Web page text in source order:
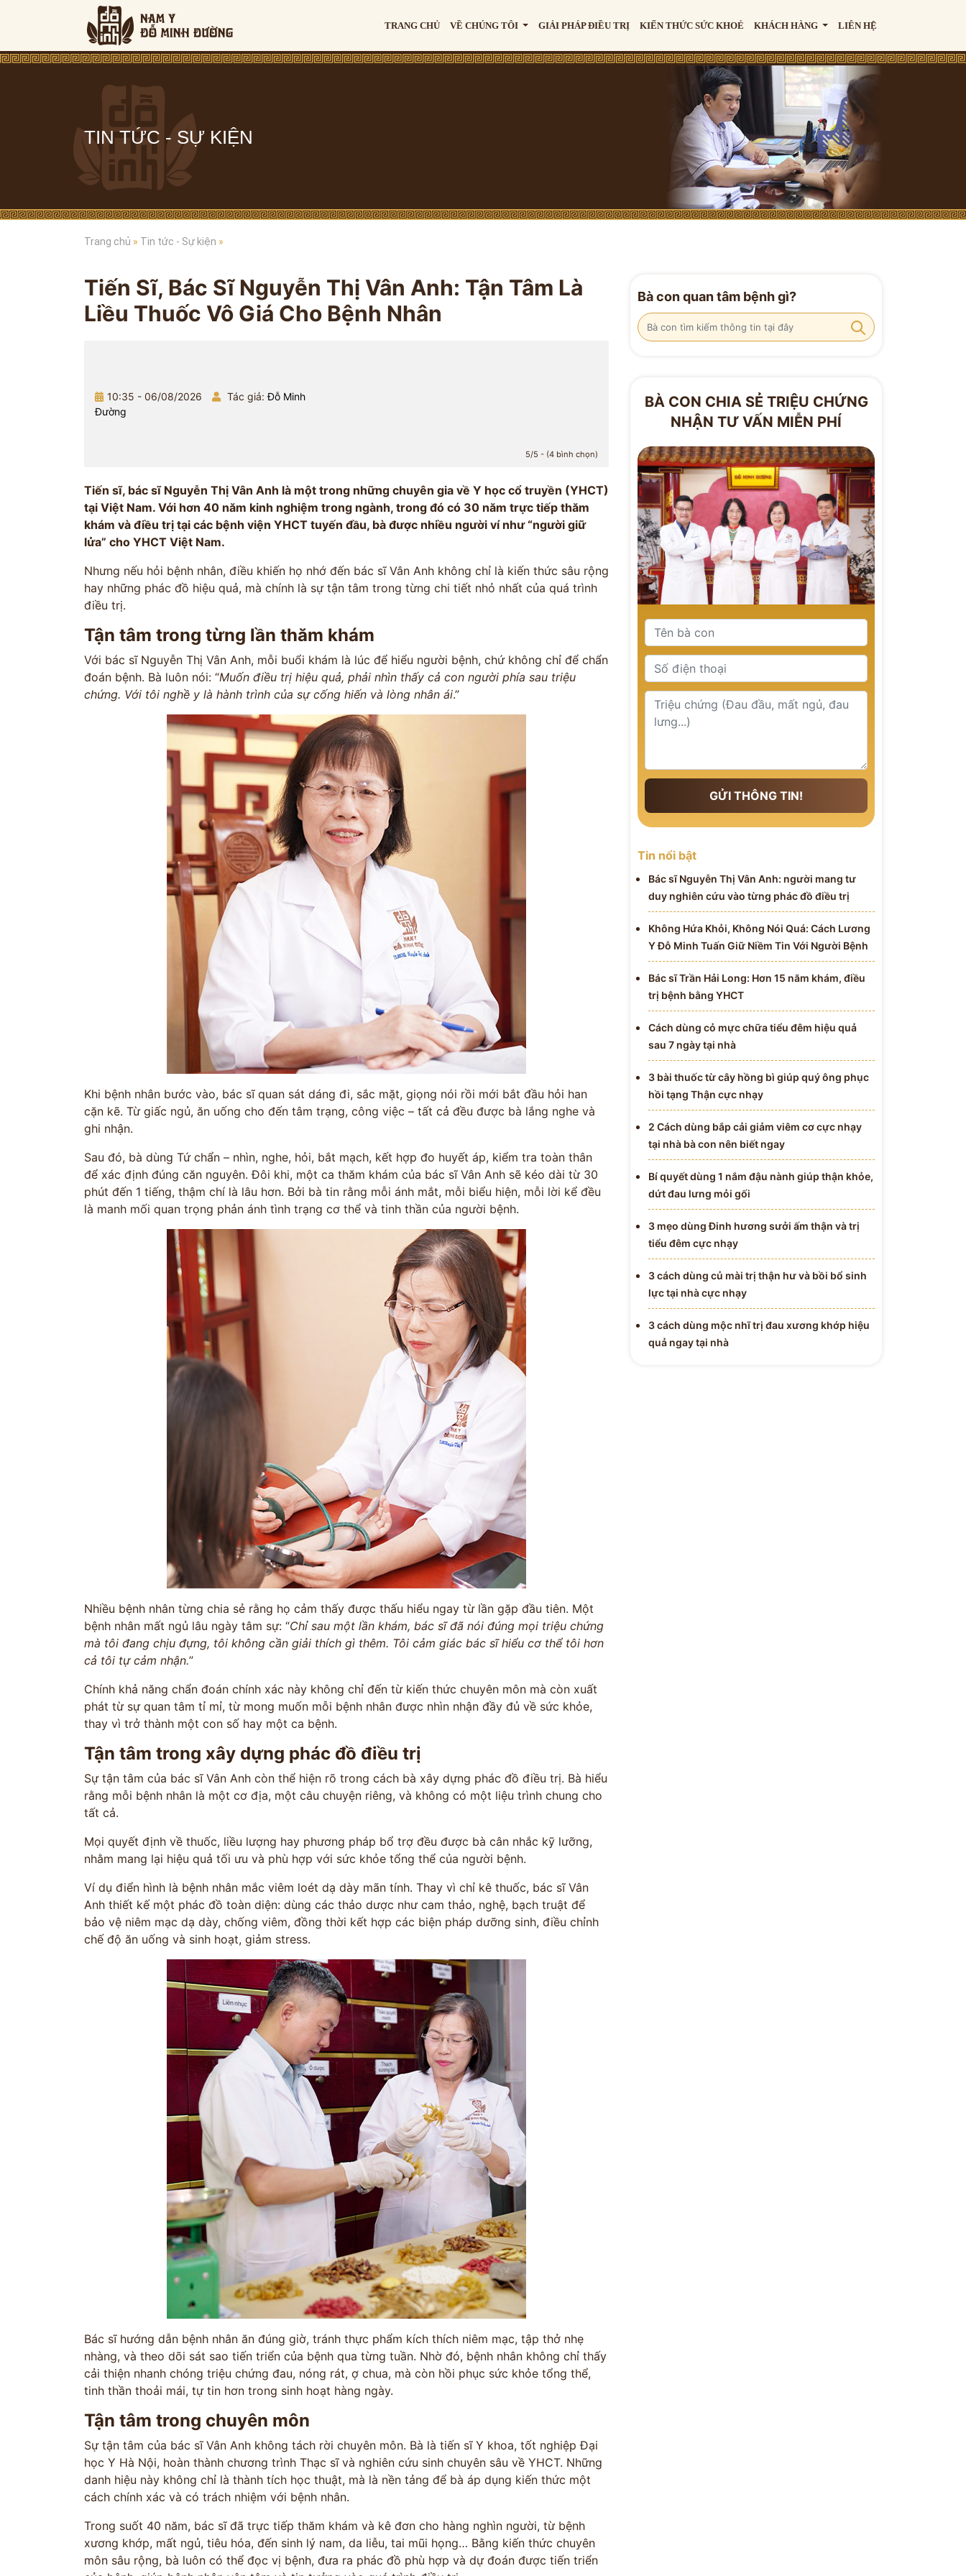
TRANG CHỦ VỀ CHÚNG TÔI GIẢI PHÁP ĐIỀU TRỊ KIẾN THỨC SỨC KHOẺ KHÁCH HÀNG LIÊN HỆ
TIN TỨC - SỰ KIỆN
Trang chủ » Tin tức - Sự kiện »
Tiến Sĩ, Bác Sĩ Nguyễn Thị Vân Anh: Tận Tâm Là
Liều Thuốc Vô Giá Cho Bệnh Nhân
10:35 - 06/08/2026 Tác giả:Đỗ Minh
Đường
5/5 - (4 bình chọn)
Tiến sĩ, bác sĩ Nguyễn Thị Vân Anh là một trong những chuyên gia về Y học cổ truyền (YHCT)
tại Việt Nam. Với hơn 40 năm kinh nghiệm trong ngành, trong đó có 30 năm trực tiếp thăm
khám và điều trị tại các bệnh viện YHCT tuyến đầu, bà được nhiều người ví như “người giữ
lửa” cho YHCT Việt Nam.
Nhưng nếu hỏi bệnh nhân, điều khiến họ nhớ đến bác sĩ Vân Anh không chỉ là kiến thức sâu rộng
hay những phác đồ hiệu quả, mà chính là sự tận tâm trong từng chi tiết nhỏ nhất của quá trình
điều trị.
Tận tâm trong từng lần thăm khám
Với bác sĩ Nguyễn Thị Vân Anh, mỗi buổi khám là lúc để hiểu người bệnh, chứ không chỉ để chẩn
đoán bệnh. Bà luôn nói: “Muốn điều trị hiệu quả, phải nhìn thấy cả con người phía sau triệu
chứng. Với tôi nghề y là hành trình của sự cống hiến và lòng nhân ái.”
Khi bệnh nhân bước vào, bác sĩ quan sát dáng đi, sắc mặt, giọng nói rồi mới bắt đầu hỏi han
cặn kẽ. Từ giấc ngủ, ăn uống cho đến tâm trạng, công việc – tất cả đều được bà lắng nghe và
ghi nhận.
Sau đó, bà dùng Tứ chẩn – nhìn, nghe, hỏi, bắt mạch, kết hợp đo huyết áp, kiểm tra toàn thân
để xác định đúng căn nguyên. Đôi khi, một ca thăm khám của bác sĩ Vân Anh sẽ kéo dài từ 30
phút đến 1 tiếng, thậm chí là lâu hơn. Bởi bà tin rằng mỗi ánh mắt, mỗi biểu hiện, mỗi lời kể đều
là manh mối quan trọng phản ánh tình trạng cơ thể và tinh thần của người bệnh.
Nhiều bệnh nhân từng chia sẻ rằng họ cảm thấy được thấu hiểu ngay từ lần gặp đầu tiên. Một
bệnh nhân mất ngủ lâu ngày tâm sự: “Chỉ sau một lần khám, bác sĩ đã nói đúng mọi triệu chứng
mà tôi đang chịu đựng, tôi không cần giải thích gì thêm. Tôi cảm giác bác sĩ hiểu cơ thể tôi hơn
cả tôi tự cảm nhận.”
Chính khả năng chẩn đoán chính xác này không chỉ đến từ kiến thức chuyên môn mà còn xuất
phát từ sự quan tâm tỉ mỉ, từ mong muốn mỗi bệnh nhân được nhìn nhận đầy đủ về sức khỏe,
thay vì trở thành một con số hay một ca bệnh.
Tận tâm trong xây dựng phác đồ điều trị
Sự tận tâm của bác sĩ Vân Anh còn thể hiện rõ trong cách bà xây dựng phác đồ điều trị. Bà hiểu
rằng mỗi bệnh nhân là một cơ địa, một câu chuyện riêng, và không có một liệu trình chung cho
tất cả.
Mọi quyết định về thuốc, liều lượng hay phương pháp bổ trợ đều được bà cân nhắc kỹ lưỡng,
nhằm mang lại hiệu quả tối ưu và phù hợp với sức khỏe tổng thể của người bệnh.
Ví dụ điển hình là bệnh nhân mắc viêm loét dạ dày mãn tính. Thay vì chỉ kê thuốc, bác sĩ Vân
Anh thiết kế một phác đồ toàn diện: dùng các thảo dược như cam thảo, nghệ, bạch truật để
bảo vệ niêm mạc dạ dày, chống viêm, đồng thời kết hợp các biện pháp dưỡng sinh, điều chỉnh
chế độ ăn uống và sinh hoạt, giảm stress.
Bác sĩ hướng dẫn bệnh nhân ăn đúng giờ, tránh thực phẩm kích thích niêm mạc, tập thở nhẹ
nhàng, và theo dõi sát sao tiến triển của bệnh qua từng tuần. Nhờ đó, bệnh nhân không chỉ thấy
cải thiện nhanh chóng triệu chứng đau, nóng rát, ợ chua, mà còn hồi phục sức khỏe tổng thể,
tinh thần thoải mái, tự tin hơn trong sinh hoạt hàng ngày.
Tận tâm trong chuyên môn
Sự tận tâm của bác sĩ Vân Anh không tách rời chuyên môn. Bà là tiến sĩ Y khoa, tốt nghiệp Đại
học Y Hà Nội, hoàn thành chương trình Thạc sĩ và nghiên cứu sinh chuyên sâu về YHCT. Những
danh hiệu này không chỉ là thành tích học thuật, mà là nền tảng để bà áp dụng kiến thức một
cách chính xác và có trách nhiệm với bệnh nhân.
Trong suốt 40 năm, bác sĩ đã trực tiếp thăm khám và kê đơn cho hàng nghìn người, từ bệnh
xương khớp, mất ngủ, tiêu hóa, đến sinh lý nam, da liễu, tai mũi họng… Bằng kiến thức chuyên
môn sâu rộng, bà luôn có thể đọc vị bệnh, đưa ra phác đồ phù hợp và dự đoán được tiến triển
Bà con quan tâm bệnh gì?
BÀ CON CHIA SẺ TRIỆU CHỨNG
NHẬN TƯ VẤN MIỄN PHÍ
GỬI THÔNG TIN!
Tin nổi bật
Bác sĩ Nguyễn Thị Vân Anh: người mang tư
duy nghiên cứu vào từng phác đồ điều trị
Không Hứa Khỏi, Không Nói Quá: Cách Lương
Y Đỗ Minh Tuấn Giữ Niềm Tin Với Người Bệnh
Bác sĩ Trần Hải Long: Hơn 15 năm khám, điều
trị bệnh bằng YHCT
Cách dùng cỏ mực chữa tiểu đêm hiệu quả
sau 7 ngày tại nhà
3 bài thuốc từ cây hồng bì giúp quý ông phục
hồi tạng Thận cực nhạy
2 Cách dùng bắp cải giảm viêm cơ cực nhạy
tại nhà bà con nên biết ngay
Bí quyết dùng 1 nắm đậu nành giúp thận khỏe,
dứt đau lưng mỏi gối
3 mẹo dùng Đinh hương sưởi ấm thận và trị
tiểu đêm cực nhạy
3 cách dùng củ mài trị thận hư và bồi bổ sinh
lực tại nhà cực nhạy
3 cách dùng mộc nhĩ trị đau xương khớp hiệu
quả ngay tại nhà
ĐĂNG KÝ TƯ VẤN
THĂM KHÁM
CÙNG CHUYÊN GIA Y HỌC CỔ TRUYỀN
Bác sĩ >20 năm kinh
Phác đồ cá nhân hóa Bảo mật thông tin tuyệt
*
*
ĐĂNG KÝ TƯ VẤN »
ĐĂNG KÝ ĐẾN KHÁM TRỰC TIẾP
HOTLINE TƯ VẤN
0962 167 835